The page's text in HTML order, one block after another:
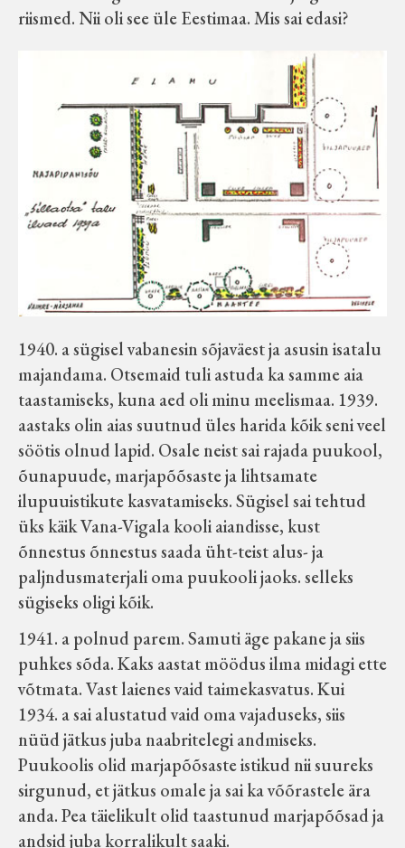
riismed. Nii oli see üle Eestimaa. Mis sai edasi?
1940. a sügisel vabanesin sõjaväest ja asusin isatalu
majandama. Otsemaid tuli astuda ka samme aia
taastamiseks, kuna aed oli minu meelismaa. 1939.
aastaks olin aias suutnud üles harida kõik seni veel
söötis olnud lapid. Osale neist sai rajada puukool,
õunapuude, marjapõõsaste ja lihtsamate
ilupuuistikute kasvatamiseks. Sügisel sai tehtud
üks käik Vana-Vigala kooli aiandisse, kust
õnnestus õnnestus saada üht-teist alus- ja
paljndusmaterjali oma puukooli jaoks. selleks
sügiseks oligi kõik.
1941. a polnud parem. Samuti äge pakane ja siis
puhkes sõda. Kaks aastat möödus ilma midagi ette
võtmata. Vast laienes vaid taimekasvatus. Kui
1934. a sai alustatud vaid oma vajaduseks, siis
nüüd jätkus juba naabritelegi andmiseks.
Puukoolis olid marjapõõsaste istikud nii suureks
sirgunud, et jätkus omale ja sai ka võõrastele ära
anda. Pea täielikult olid taastunud marjapõõsad ja
andsid juba korralikult saaki.